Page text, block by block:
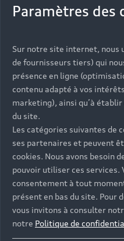
Paramètres des
Sur notre site internet, nous
de fournisseurs tiers) qui
présence en ligne
contenu adapté à vos
marketing), ainsi qu’à
du site.
Les catégories suivantes de
ses partenaires et peuvent
cookies. Nous avons besoin
pouvoir utiliser ces services.
consentement à tout
présent en bas du site. Pour
vous invitons à consulter
notre Politique de